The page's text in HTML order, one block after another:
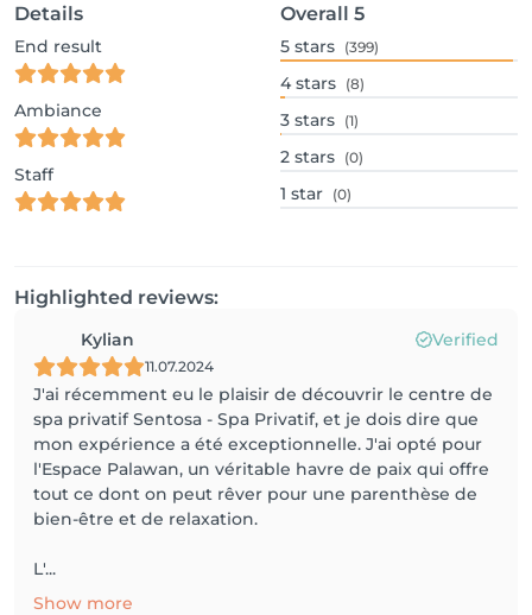
Details
End result
Ambiance
Staff
Overall 5
5 stars (399)
4 stars (8)
3 stars (1)
2 stars (0)
1 star (0)
Highlighted reviews:
Kylian Verified
11.07.2024
J'ai récemment eu le plaisir de découvrir le centre de
spa privatif Sentosa - Spa Privatif, et je dois dire que
mon expérience a été exceptionnelle. J'ai opté pour
l'Espace Palawan, un véritable havre de paix qui offre
tout ce dont on peut rêver pour une parenthèse de
bien-être et de relaxation.
L'...
Show more